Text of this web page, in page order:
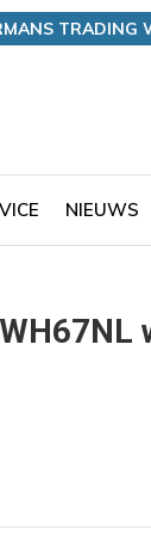
NIEUWS
TRADING